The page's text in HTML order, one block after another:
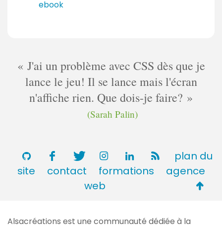
ebook
J'ai un problème avec CSS dès que je
lance le jeu! Il se lance mais l'écran
n'affiche rien. Que dois-je faire?
(Sarah Palin)
plan du
site
contact formations
agence
web
Alsacréations est une communauté dédiée à la